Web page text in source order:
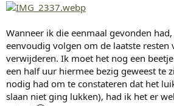
Wanneer ik die eenmaal gevonden
eenvoudig volgen om de laatste resten
verwijderen. Ik moet het nog een
een half uur hiermee bezig geweest te
nodig had om te constateren dat het
slaan niet ging lukken), had ik het er